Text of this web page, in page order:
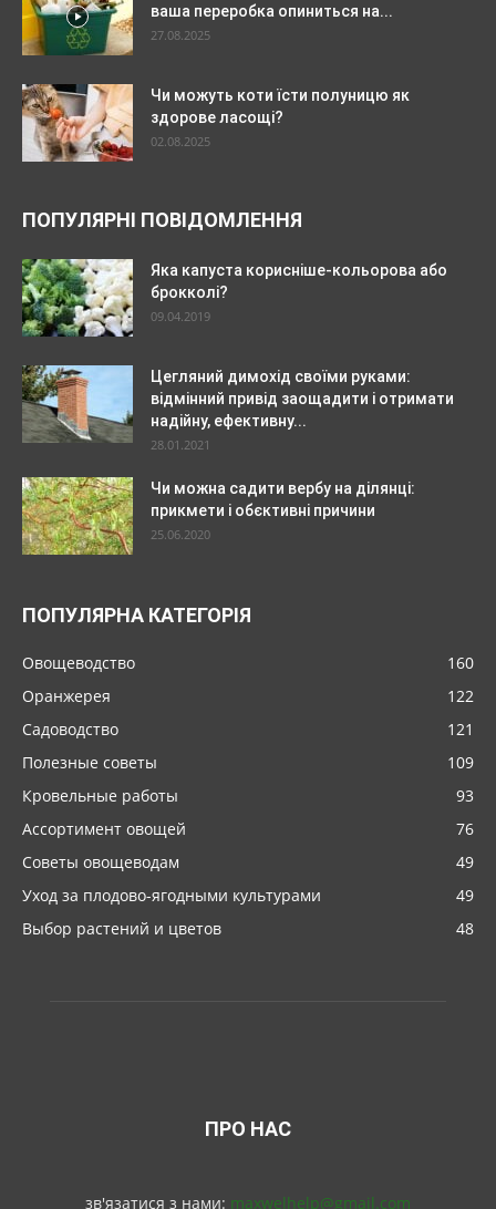
ваша переробка опиниться на...
27.08.2025
Чи можуть коти їсти полуницю як
здорове ласощі?
02.08.2025
ПОПУЛЯРНІ ПОВІДОМЛЕННЯ
Яка капуста корисніше-кольорова або
брокколі?
09.04.2019
Цегляний димохід своїми руками:
відмінний привід заощадити і отримати
надійну, ефективну...
28.01.2021
Чи можна садити вербу на ділянці:
прикмети і обєктивні причини
25.06.2020
ПОПУЛЯРНА КАТЕГОРІЯ
Овощеводство
160
Оранжерея
122
Садоводство
121
Полезные советы
109
Кровельные работы
93
Ассортимент овощей
76
Советы овощеводам
49
Уход за плодово-ягодными культурами
49
Выбор растений и цветов
48
ПРО НАС
зв'язатися з нами: maxwelhelp@gmail.com